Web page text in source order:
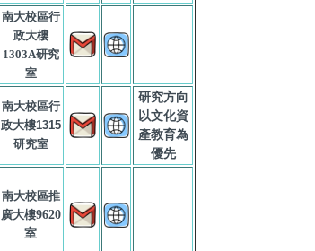
南大校區行
政大樓
1303A研究
室
南大校區行
政大樓1315
研究室
研究方向
以文化資
產教育為
優先
南大校區推
廣大樓9620
室